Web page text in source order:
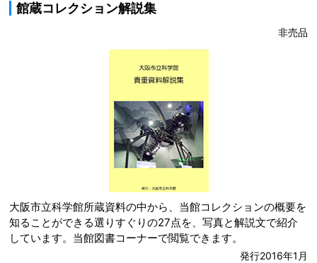
館蔵コレクション解説集
非売品
大阪市立科学館所蔵資料の中から、当館コレクションの概要を
知ることができる選りすぐりの27点を、写真と解説文で紹介
しています。当館図書コーナーで閲覧できます。
発行2016年1月